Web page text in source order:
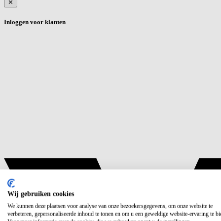
✕
Inloggen voor klanten
Wij gebruiken cookies
We kunnen deze plaatsen voor analyse van onze bezoekersgegevens, om onze website te
verbeteren, gepersonaliseerde inhoud te tonen en om u een geweldige website-ervaring te